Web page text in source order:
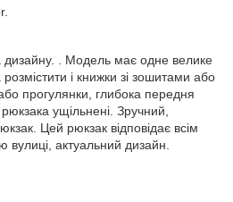
дизайну. . Модель має одне велике
і книжки зі зошитами або
прогулянки, глибока передня
ущільнені. Зручний,
Цей рюкзак відповідає всім
вулиці, актуальний дизайн.